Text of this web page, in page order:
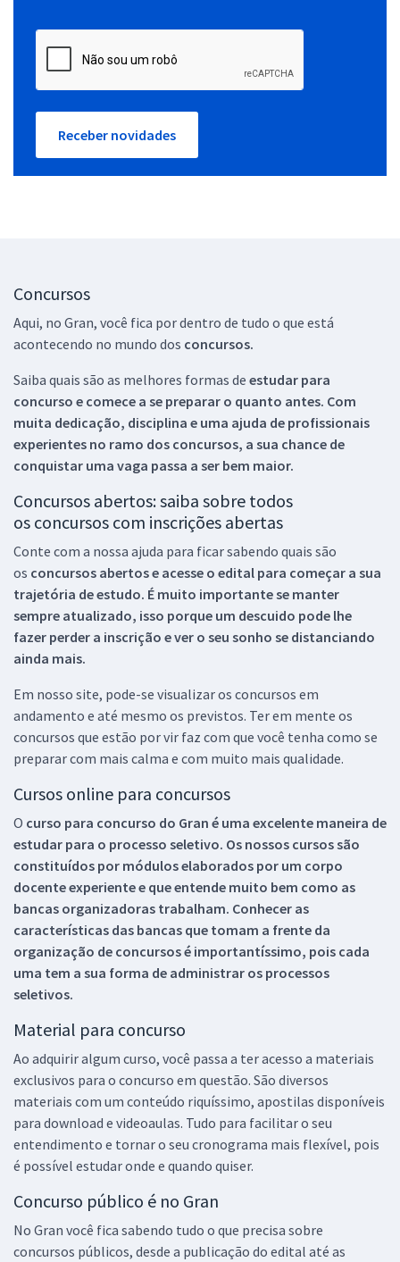
Receber novidades
Concursos
Aqui, no Gran, você fica por dentro de tudo o que está
acontecendo no mundo dos concursos.
Saiba quais são as melhores formas de estudar para
concurso e comece a se preparar o quanto antes. Com
muita dedicação, disciplina e uma ajuda de profissionais
experientes no ramo dos concursos, a sua chance de
conquistar uma vaga passa a ser bem maior.
Concursos abertos: saiba sobre todos
os concursos com inscrições abertas
Conte com a nossa ajuda para ficar sabendo quais são
os concursos abertos e acesse o edital para começar a sua
trajetória de estudo. É muito importante se manter
sempre atualizado, isso porque um descuido pode lhe
fazer perder a inscrição e ver o seu sonho se distanciando
ainda mais.
Em nosso site, pode-se visualizar os concursos em
andamento e até mesmo os previstos. Ter em mente os
concursos que estão por vir faz com que você tenha como se
preparar com mais calma e com muito mais qualidade.
Cursos online para concursos
O curso para concurso do Gran é uma excelente maneira de
estudar para o processo seletivo. Os nossos cursos são
constituídos por módulos elaborados por um corpo
docente experiente e que entende muito bem como as
bancas organizadoras trabalham. Conhecer as
características das bancas que tomam a frente da
organização de concursos é importantíssimo, pois cada
uma tem a sua forma de administrar os processos
seletivos.
Material para concurso
Ao adquirir algum curso, você passa a ter acesso a materiais
exclusivos para o concurso em questão. São diversos
materiais com um conteúdo riquíssimo, apostilas disponíveis
para download e videoaulas. Tudo para facilitar o seu
entendimento e tornar o seu cronograma mais flexível, pois
é possível estudar onde e quando quiser.
Concurso público é no Gran
No Gran você fica sabendo tudo o que precisa sobre
concursos públicos, desde a publicação do edital até as